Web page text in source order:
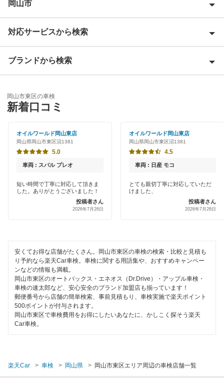
岡山市
岡山市北区
岡山市南区
岡山市
対応サービスから検索
Award 受賞店
特典あり
クレジットカードOK
土日祝OK
代車あり
EV車OK
120分以内の車検
1日車検
夜間受付
コンピューター診断
ブランドから検索
岡山市東区の車検
新着口コミ
オイルワールド岡山東店
岡山県岡山市東区沼1381
5.0
車両 : スバル プレオ
短い時間で丁寧に対応して頂きま
した。ありがとうございました！
投稿者さん
2026年7月26日
オイルワールド岡山東店
岡山県岡山市東区沼1381
4.5
車両 : 日産 モコ
とても親切丁寧に対応していただ
けました、
投稿者さん
2026年7月26日
安くてお得な店舗がたくさん。岡山市東区の車検の検索・比較と見積も
り予約なら楽天Car車検。車検に関する用語集や、おすすめキャンペー
ンなどの情報も満載。
岡山市東区のオートバックス・エネオス（Dr.Drive）・アップル車検・
車検の速太郎など、安心安全のブランド加盟店も揃っています！
郵便番号から店舗の簡単検索、事前見積もり、車検実施で楽天ポイント
500ポイントが付与されます。
岡山市東区で車検費用をお得にしたいあなたに、かしこく探そう楽天
Car車検。
楽天Car 車検 岡山県 岡山市東区エリア周辺の車検店舗一覧